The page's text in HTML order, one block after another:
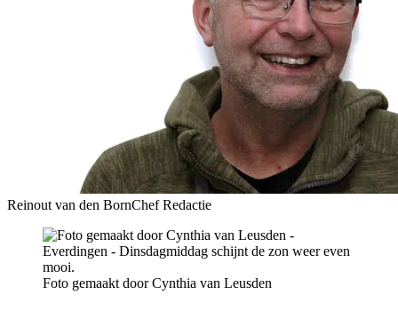
Reinout van den BornChef Redactie
Foto gemaakt door Cynthia van Leusden